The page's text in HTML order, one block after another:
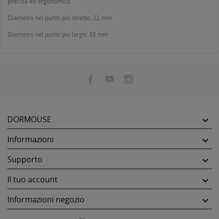
Diametro nel punto più stretto: 22 mm
Diametro nel punto più largo: 33 mm
DORMOUSE 
Informazioni 
Supporto 
Il tuo account 
Informazioni negozio 